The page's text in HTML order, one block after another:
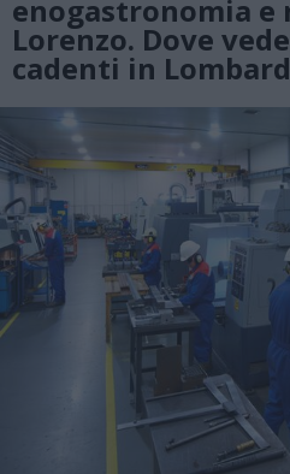
enogastronomia e
Lorenzo. Dove
cadenti in